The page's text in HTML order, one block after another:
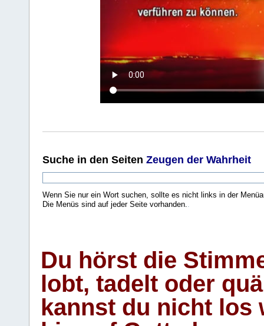
Suche in den Seiten Zeugen der Wahrheit
Wenn Sie nur ein Wort suchen, sollte es nicht links in der
Die Menüs sind auf jeder Seite vorhanden..
Du hörst die
lobt, tadelt oder
kannst du nicht los